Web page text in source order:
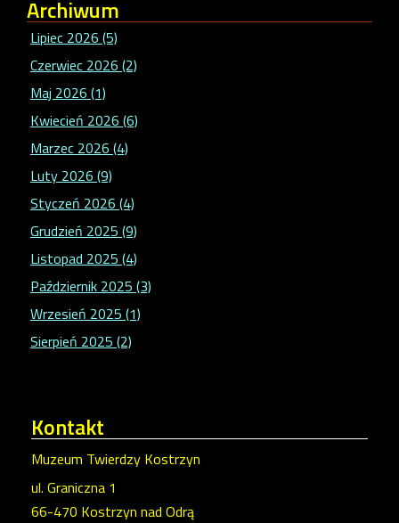
Archiwum
Lipiec 2026 (5)
Czerwiec 2026 (2)
Maj 2026 (1)
Kwiecień 2026 (6)
Marzec 2026 (4)
Luty 2026 (9)
Styczeń 2026 (4)
Grudzień 2025 (9)
Listopad 2025 (4)
Październik 2025 (3)
Wrzesień 2025 (1)
Sierpień 2025 (2)
Kontakt
Muzeum Twierdzy Kostrzyn
ul. Graniczna 1
66-470 Kostrzyn nad Odrą